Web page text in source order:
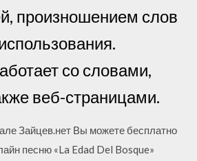
произношением слов
со словами,
веб-страницами.
Зайцев.нет Вы можете бесплатно
песню «La Edad Del Bosque»